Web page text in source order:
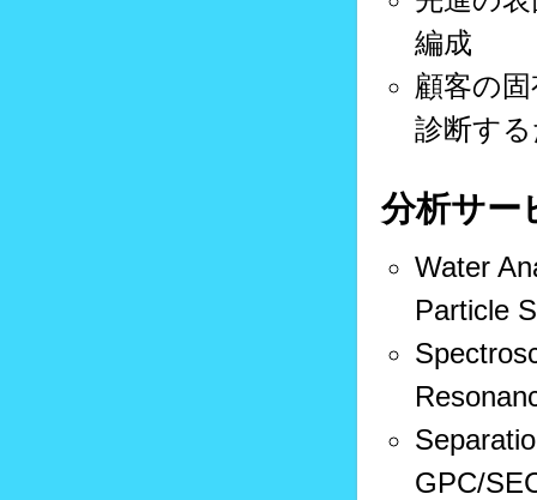
編成
顧客の
診断す
分析サー
Water
Particle
GPC/